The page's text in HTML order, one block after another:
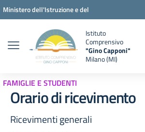
Vai ai contenuti
Vai al menu di navigazione
Vai al footer
Ministero dell'Istruzione e del
Istituto
Comprensivo
"Gino Capponi"
Milano (MI)
FAMIGLIE E STUDENTI
Orario di ricevimento
Ricevimenti generali